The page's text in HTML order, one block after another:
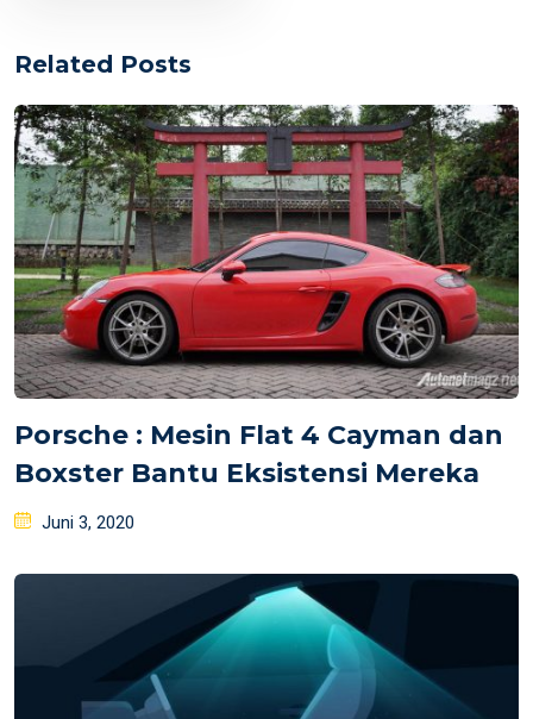
Related Posts
Porsche : Mesin Flat 4 Cayman dan
Boxster Bantu Eksistensi Mereka
Posted
Juni 3, 2020